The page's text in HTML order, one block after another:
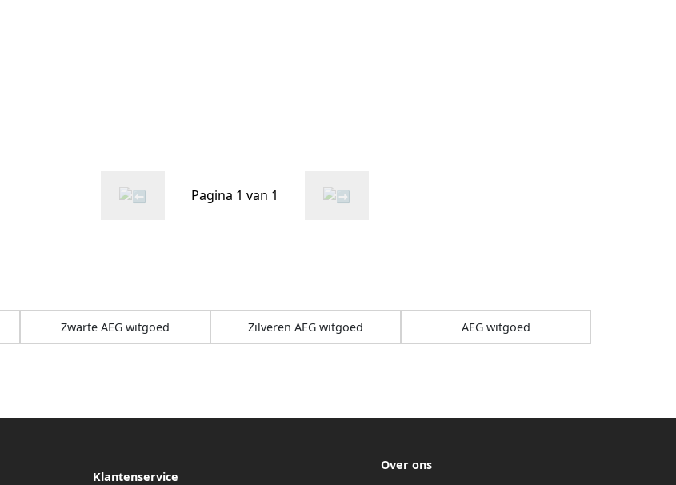
Pagina 1 van 1
Zwarte AEG witgoed Zilveren AEG witgoed AEG witgoed
Klantenservice
Over ons